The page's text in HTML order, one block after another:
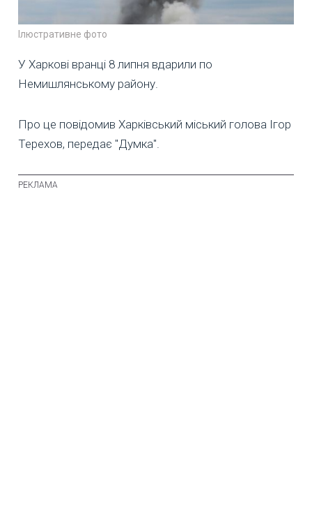
Ілюстративне фото
У Харкові вранці 8 липня вдарили по
Немишлянському району.
Про це повідомив Харківський міський голова Ігор
Терехов, передає "Думка".